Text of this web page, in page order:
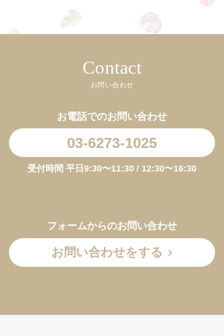
Contact
お問い合わせ
お電話でのお問い合わせ
03-6273-1025
受付時間 平日9:30〜11:30 / 12:30〜16:30
フォームからのお問い合わせ
お問い合わせをする